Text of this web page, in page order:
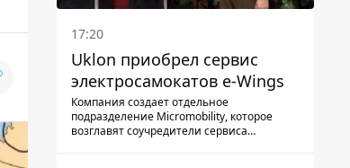
17:20
Uklon приобрел сервис
электросамокатов e-Wings
Компания создает отдельное
подразделение Micromobility, которое
возглавят соучредители сервиса